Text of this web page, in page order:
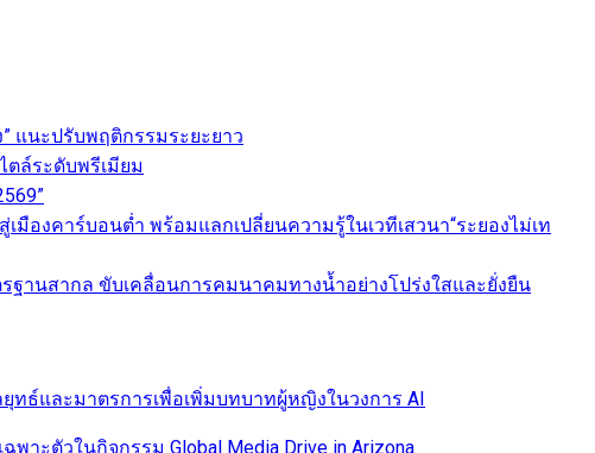
แนะปรับพฤติกรรมระยะยาว
ตล์ระดับพรีเมียม
องคาร์บอนต่ำ พร้อมแลกเปลี่ยนความรู้ในเวทีเสวนา“ระยองไม่เท
ฐานสากล ขับเคลื่อนการคมนาคมทางน้ำอย่างโปร่งใสและยั่งยืน
ทธ์และมาตรการเพื่อเพิ่มบทบาทผู้หญิงในวงการ AI
าะตัวในกิจกรรม Global Media Drive in Arizona